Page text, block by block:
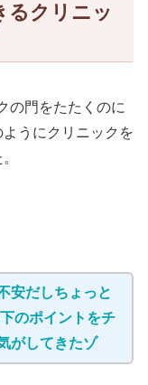
るクリニッ
の門をたたくのに
うにクリニックを
安だしちょっと
のポイントをチ
がしてきたゾ